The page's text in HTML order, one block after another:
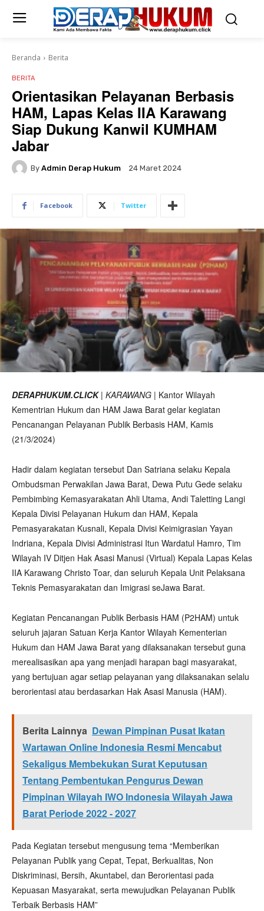
Beranda Berita
BERITA
Orientasikan Pelayanan Berbasis
HAM, Lapas Kelas IIA Karawang
Siap Dukung Kanwil KUMHAM
Jabar
By Admin Derap Hukum 24 Maret 2024
Facebook Twitter
DERAPHUKUM.CLICK| KARAWANG | Kantor Wilayah
Kementrian Hukum dan HAM Jawa Barat gelar kegiatan
Pencanangan Pelayanan Publik Berbasis HAM, Kamis
(21/3/2024)
Hadir dalam kegiatan tersebut Dan Satriana selaku Kepala
Ombudsman Perwakilan Jawa Barat, Dewa Putu Gede selaku
Pembimbing Kemasyarakatan Ahli Utama, Andi Taletting Langi
Kepala Divisi Pelayanan Hukum dan HAM, Kepala
Pemasyarakatan Kusnali, Kepala Divisi Keimigrasian Yayan
Indriana, Kepala Divisi Administrasi Itun Wardatul Hamro, Tim
Wilayah IV Ditjen Hak Asasi Manusi (Virtual) Kepala Lapas Kelas
IIA Karawang Christo Toar, dan seluruh Kepala Unit Pelaksana
Teknis Pemasyarakatan dan Imigrasi seJawa Barat.
Kegiatan Pencanangan Publik Berbasis HAM (P2HAM) untuk
seluruh jajaran Satuan Kerja Kantor Wilayah Kementerian
Hukum dan HAM Jawa Barat yang dilaksanakan tersebut guna
merealisasikan apa yang menjadi harapan bagi masyarakat,
yang bertujuan agar setiap pelayanan yang dilaksanakan selalu
berorientasi atau berdasarkan Hak Asasi Manusia (HAM).
Berita Lainnya Dewan Pimpinan Pusat Ikatan
Wartawan Online Indonesia Resmi Mencabut
Sekaligus Membekukan Surat Keputusan
Tentang Pembentukan Pengurus Dewan
Pimpinan Wilayah IWO Indonesia Wilayah Jawa
Barat Periode 2022 - 2027
Pada Kegiatan tersebut mengusung tema “Memberikan
Pelayanan Publik yang Cepat, Tepat, Berkualitas, Non
Diskriminasi, Bersih, Akuntabel, dan Berorientasi pada
Kepuasan Masyarakat, serta mewujudkan Pelayanan Publik
Terbaik Berbasis HAM”